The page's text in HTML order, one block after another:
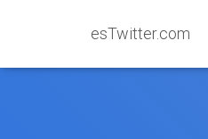
esTwitter.com